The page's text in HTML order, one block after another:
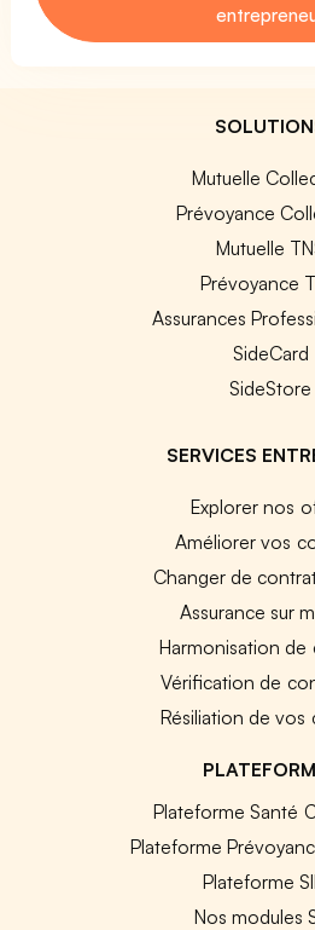
Mutuelle
Prévoyance
Mutuelle
Prévoyance
Assurances
SideCard
SideStore
SERVICES
Explorer nos
Améliorer vos
Changer de
Assurance sur
Harmonisation de
Vérification de
Résiliation de vos
Plateforme Santé
Plateforme
Plateforme
Nos modules